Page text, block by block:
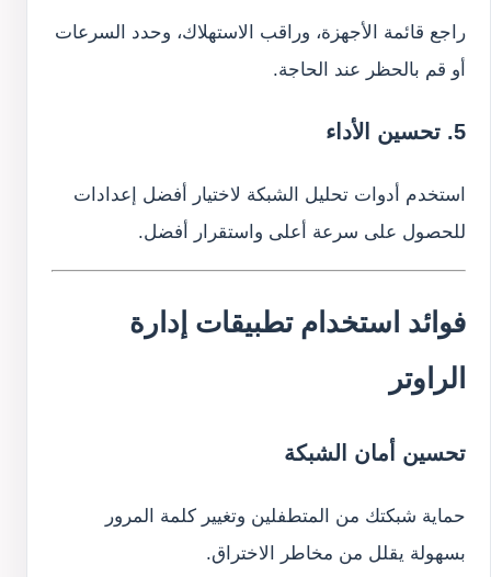
راجع قائمة الأجهزة، وراقب الاستهلاك، وحدد السرعات
أو قم بالحظر عند الحاجة.
5. تحسين الأداء
استخدم أدوات تحليل الشبكة لاختيار أفضل إعدادات
للحصول على سرعة أعلى واستقرار أفضل.
فوائد استخدام تطبيقات إدارة
الراوتر
تحسين أمان الشبكة
حماية شبكتك من المتطفلين وتغيير كلمة المرور
بسهولة يقلل من مخاطر الاختراق.